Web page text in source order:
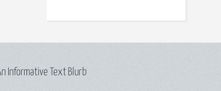
Informative Text Blurb